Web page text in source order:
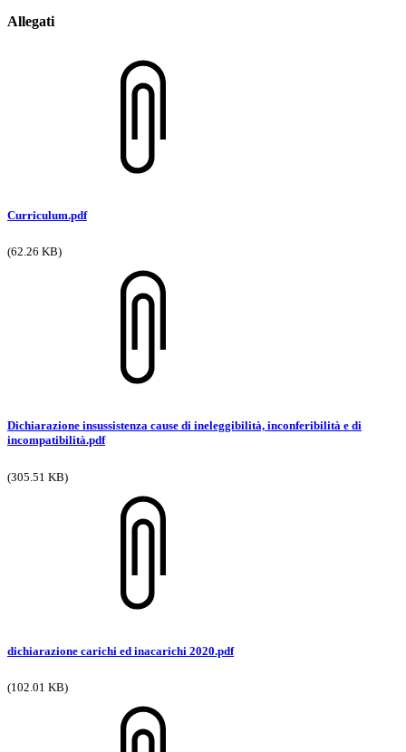
Allegati
Curriculum.pdf
(62.26 KB)
Dichiarazione insussistenza cause di ineleggibilità, inconferibilità e di
incompatibilità.pdf
(305.51 KB)
dichiarazione carichi ed inacarichi 2020.pdf
(102.01 KB)